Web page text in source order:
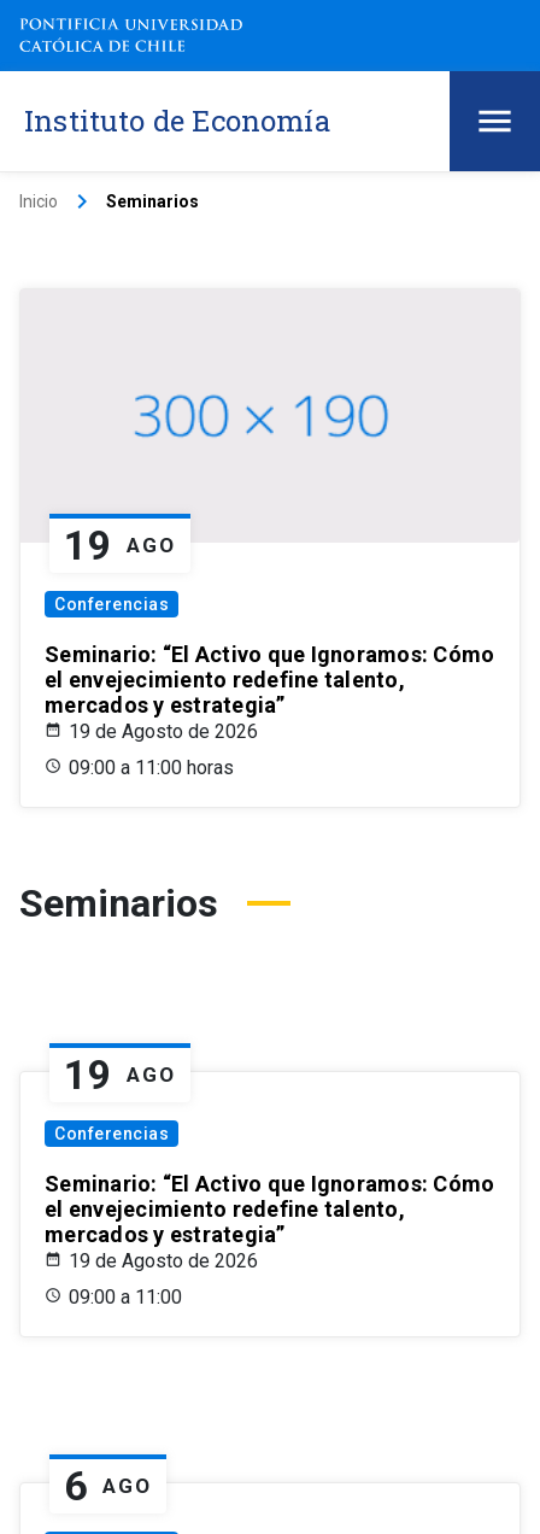
Instituto de Economía
Inicio keyboard_arrow_right Seminarios
19 AGO
Conferencias
Seminario: “El Activo que Ignoramos: Cómo
el envejecimiento redefine talento,
mercados y estrategia”
19 de Agosto de 2026
09:00 a 11:00 horas
Seminarios
19 AGO
Conferencias
Seminario: “El Activo que Ignoramos: Cómo
el envejecimiento redefine talento,
mercados y estrategia”
19 de Agosto de 2026
09:00 a 11:00
6 AGO